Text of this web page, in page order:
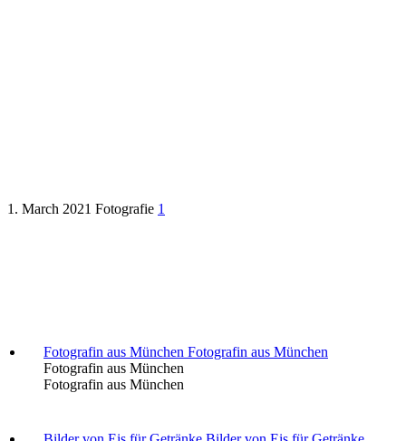
1. March 2021 Fotografie 1
Fotografin aus München Fotografin aus München
Fotografin aus München
Fotografin aus München